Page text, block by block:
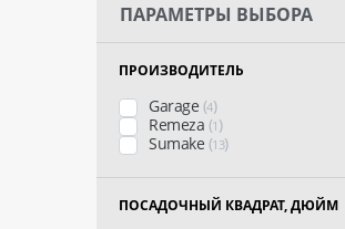
ПАРАМЕТРЫ ВЫБОРА
ПРОИЗВОДИТЕЛЬ
Garage (4)
Remeza (1 )
Sumake (13)
ПОСАДОЧНЫЙ КВАДРАТ, ДЮЙМ